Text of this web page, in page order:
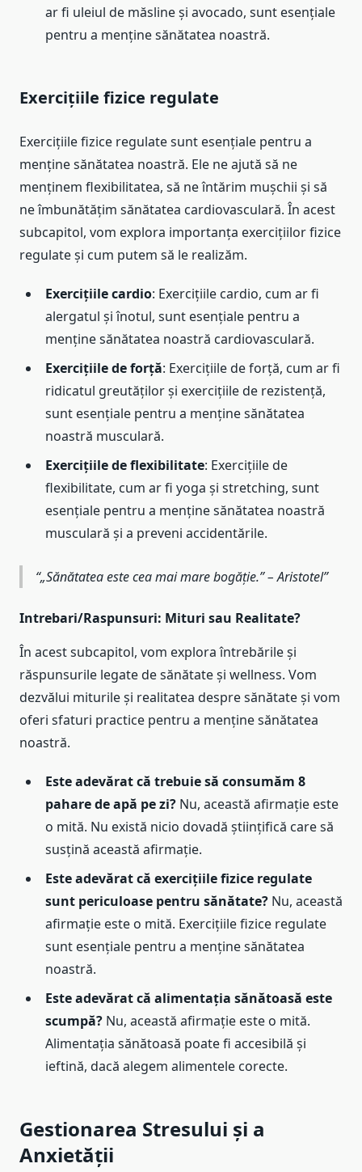
ar fi uleiul de măsline și avocado, sunt esențiale
pentru a menține sănătatea noastră.
Exercițiile fizice regulate
Exercițiile fizice regulate sunt esențiale pentru a
menține sănătatea noastră. Ele ne ajută să ne
menținem flexibilitatea, să ne întărim mușchii și să
ne îmbunătățim sănătatea cardiovasculară. În acest
subcapitol, vom explora importanța exercițiilor fizice
regulate și cum putem să le realizăm.
Exercițiile cardio: Exercițiile cardio, cum ar fi
alergatul și înotul, sunt esențiale pentru a
menține sănătatea noastră cardiovasculară.
Exercițiile de forță: Exercițiile de forță, cum ar fi
ridicatul greutăților și exercițiile de rezistență,
sunt esențiale pentru a menține sănătatea
noastră musculară.
Exercițiile de flexibilitate: Exercițiile de
flexibilitate, cum ar fi yoga și stretching, sunt
esențiale pentru a menține sănătatea noastră
musculară și a preveni accidentările.
„Sănătatea este cea mai mare bogăție.” – Aristotel
Intrebari/Raspunsuri: Mituri sau Realitate?
În acest subcapitol, vom explora întrebările și
răspunsurile legate de sănătate și wellness. Vom
dezvălui miturile și realitatea despre sănătate și vom
oferi sfaturi practice pentru a menține sănătatea
noastră.
Este adevărat că trebuie să consumăm 8
pahare de apă pe zi? Nu, această afirmație este
o mită. Nu există nicio dovadă științifică care să
susțină această afirmație.
Este adevărat că exercițiile fizice regulate
sunt periculoase pentru sănătate? Nu, această
afirmație este o mită. Exercițiile fizice regulate
sunt esențiale pentru a menține sănătatea
noastră.
Este adevărat că alimentația sănătoasă este
scumpă? Nu, această afirmație este o mită.
Alimentația sănătoasă poate fi accesibilă și
ieftină, dacă alegem alimentele corecte.
Gestionarea Stresului și a
Anxietății